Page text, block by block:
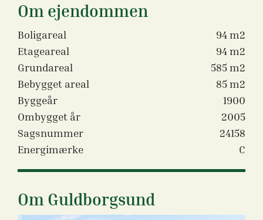
Om ejendommen
Boligareal
94 m2
Etageareal
94 m2
Grundareal
585 m2
Bebygget areal
85 m2
Byggeår
1900
Ombygget år
2005
Sagsnummer
24158
Energimærke
C
Om Guldborgsund